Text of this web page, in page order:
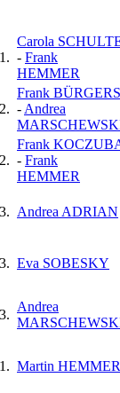
1.
Carola
- Frank
HEMMER
2.
Frank BÜRGERS
- Andrea
2.
Frank
- Frank
HEMMER
3. Andrea ADRIAN
3. Eva SOBESKY
3.
Andrea
1. Martin HEMMER